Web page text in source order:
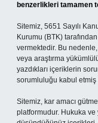
benzerlikleri tamamen
Sitemiz, 5651 Sayılı
Kurumu (BTK)
vermektedir. Bu
veya araştırma
yazdıkları içeriklerin
sorumluluğu kabul etmiş
Sitemiz, kar amacı
platformudur. Hukuka ve